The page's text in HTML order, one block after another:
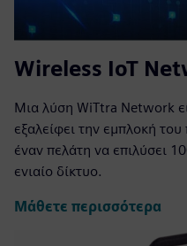
Wireless IoT
Μια λύση WiTtra Network
εξαλείφει την εμπλοκή
έναν πελάτη να επιλύσει
ενιαίο δίκτυο.
Μάθετε περισσότερα